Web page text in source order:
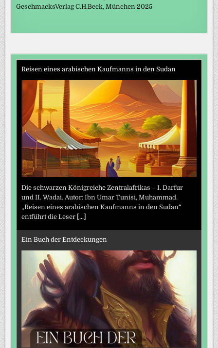
GeschmacksVerlag C.H.Beck, München 2025
Reisen eines arabischen Kaufmanns in den Sudan
Die schwarzen Königreiche Zentralafrikas – I. Darfur
und II. Wadai. Autor: Ibn Umar Tunisi, Muhammad.
„Reisen eines arabischen Kaufmanns in den Sudan“
entführt die Leser [...]
Ein Buch der Entdeckungen